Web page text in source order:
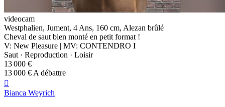
videocam
Westphalien, Jument, 4 Ans, 160 cm, Alezan brûlé
Cheval de saut bien monté en petit format !
V: New Pleasure | MV: CONTENDRO I
Saut · Reproduction · Loisir
13 000 €
13 000 € A débattre

Bianca Weyrich